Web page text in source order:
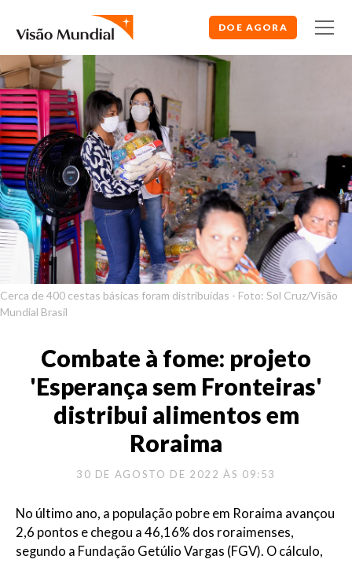
DOE AGORA
Cerca de 400 cestas básicas foram distribuídas - Foto: Sol Cruz/Visão
Mundial Brasil
Combate à fome: projeto
'Esperança sem Fronteiras'
distribui alimentos em
Roraima
30 DE AGOSTO DE 2022 ÀS 09:53
No último ano, a população pobre em Roraima avançou
2,6 pontos e chegou a 46,16% dos roraimenses,
segundo a Fundação Getúlio Vargas (FGV). O cálculo,